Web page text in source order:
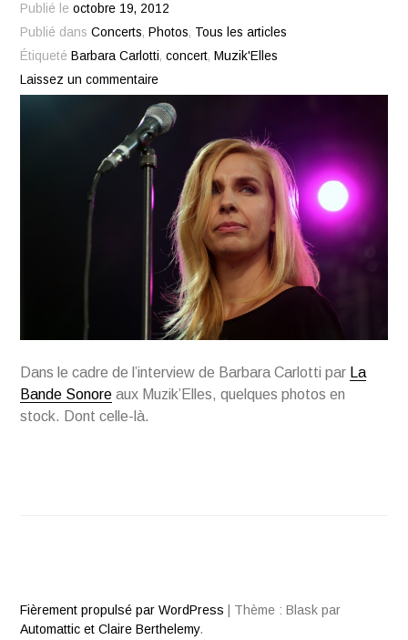
Publié leoctobre 19, 2012
Publié dansConcerts, Photos, Tous les articles
ÉtiquetéBarbara Carlotti,concert,Muzik'Elles
Laissez un commentaire
Dans le cadre de l’interview de Barbara Carlotti par La
Bande Sonore aux Muzik’Elles, quelques photos en
stock. Dont celle-là.
Fièrement propulsé par WordPress
Thème : Blask par
Automattic et Claire Berthelemy.